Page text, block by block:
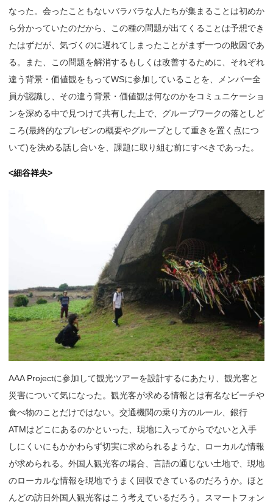
なった。会ったこともないバラバラな人たちが集まることは初めか
ら分かっていたのだから、この種の問題が出てくることは予想でき
たはずだが、気づくのに遅れてしまったことがまず一つの敗因であ
る。また、この問題を解消するもしくは改善するために、それぞれ
違う背景・価値観をもってWSに参加していることを、メンバー全
員が認識し、その違う背景・価値観は何なのかをコミュニケーショ
ンを深める中で見つけて共有した上で、グループワークの落としど
ころ(最終的なプレゼンの概要やグループとして重きを置く点につ
いて)を決める話し合いを、課題に取り組む前にすべきであった。
<細谷祥央>
AAA Projectに参加して観光ツアーを設計するにあたり、観光客と
災害について気になった。観光客が求める情報とは有名なビーチや
食べ物のことだけではない。交通機関の乗り方のルール、銀行
ATMはどこにあるのかといった、現地に入ってからでないと入手
しにくいにもかかわらず切実に求められるような、ローカルな情報
が求められる。外国人観光客の場合、言語の通じない土地で、現地
のローカルな情報を現地でうまく回収できているのだろうか。ほと
んどの訪日外国人観光客はこう考えているだろう。スマートフォン